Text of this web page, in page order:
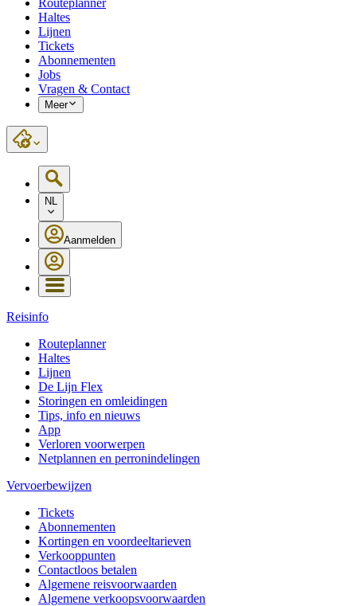
Routeplanner
Haltes
Lijnen
Tickets
Abonnementen
Jobs
Vragen & Contact
Meer
NL
Aanmelden
Reisinfo
Routeplanner
Haltes
Lijnen
De Lijn Flex
Storingen en omleidingen
Tips, info en nieuws
App
Verloren voorwerpen
Netplannen en perronindelingen
Vervoerbewijzen
Tickets
Abonnementen
Kortingen en voordeeltarieven
Verkooppunten
Contactloos betalen
Algemene reisvoorwaarden
Algemene verkoopsvoorwaarden